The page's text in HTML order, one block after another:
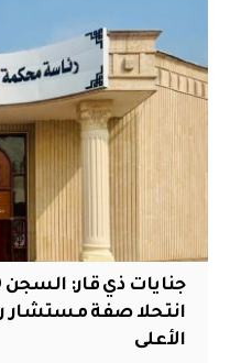
انتحلا صفة
الأعلى